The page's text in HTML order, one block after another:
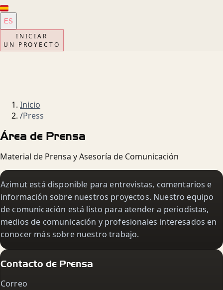
ES
INICIAR
UN PROYECTO
Inicio
/Press
Área de Prensa
Material de Prensa y Asesoría de Comunicación
Azimut está disponible para entrevistas, comentarios e
información sobre nuestros proyectos. Nuestro equipo
de comunicación está listo para atender a periodistas,
medios de comunicación y profesionales interesados en
conocer más sobre nuestro trabajo.
Contacto de Prensa
Correo